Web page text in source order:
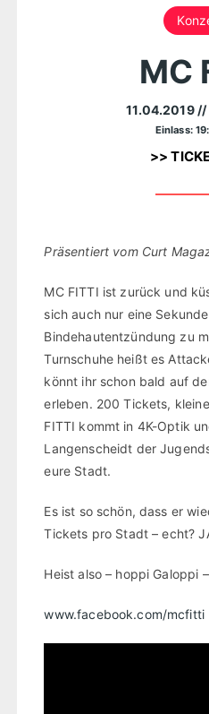
MC
11.04.2019 //
Einlass:
>>
Präsentiert vom Curt
MC FITTI ist zurück und
sich auch nur eine
Bindehautentzündung zu
Turnschuhe heißt es
könnt ihr schon bald auf
erleben. 200 Tickets,
FITTI kommt in 4K-Optik
Langenscheidt der
eure Stadt.
Es ist so schön, dass er
Tickets pro Stadt – echt?
Heist also – hoppi Galoppi
www.facebook.com/mcfitti